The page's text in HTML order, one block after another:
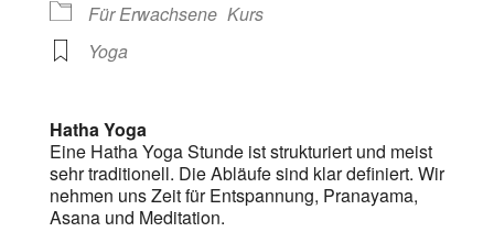
Für Erwachsene Kurs
Yoga
Hatha Yoga
Eine Hatha Yoga Stunde ist strukturiert und meist
sehr traditionell. Die Abläufe sind klar definiert. Wir
nehmen uns Zeit für Entspannung, Pranayama,
Asana und Meditation.